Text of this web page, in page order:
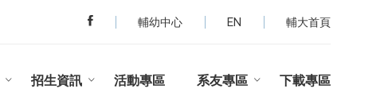
輔幼中心 EN 輔大首頁
招生資訊 活動專區 系友專區 下載專區